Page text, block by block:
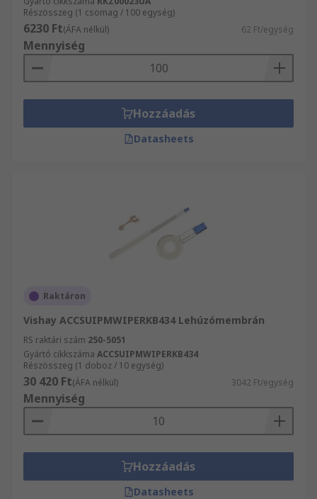
Részösszeg (1 csomag / 100 egység)
6230 Ft(ÁFA nélkül) 62 Ft/egység
Mennyiség
Hozzáadás
Datasheets
Raktáron
Vishay ACCSUIPMWIPERKB434 Lehúzómembrán
RS raktári szám 250-5051
Gyártó cikkszáma ACCSUIPMWIPERKB434
Részösszeg (1 doboz / 10 egység)
30 420 Ft(ÁFA nélkül) 3042 Ft/egység
Mennyiség
Hozzáadás
Datasheets